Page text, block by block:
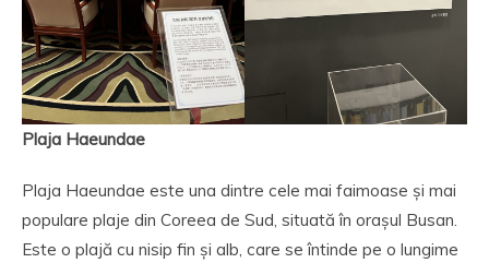
Plaja Haeundae
Plaja Haeundae este una dintre cele mai faimoase și mai
populare plaje din Coreea de Sud, situată în orașul Busan.
Este o plajă cu nisip fin și alb, care se întinde pe o lungime